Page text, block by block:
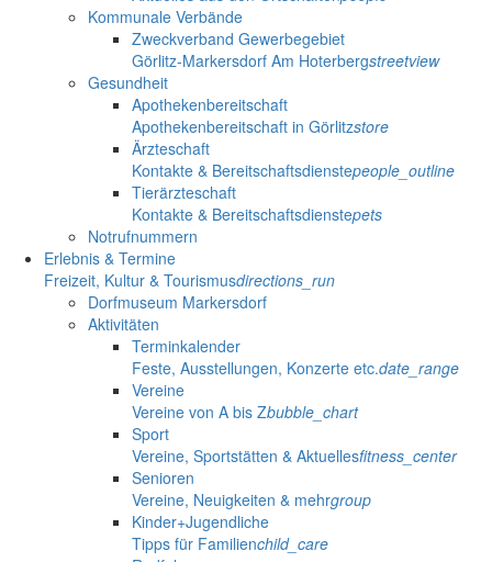
Kommunale Verbände
Zweckverband Gewerbegebiet
Görlitz-Markersdorf Am Hoterbergstreetview
Gesundheit
Apothekenbereitschaft
Apothekenbereitschaft in Görlitzstore
Ärzteschaft
Kontakte & Bereitschaftsdienstepeople_outline
Tierärzteschaft
Kontakte & Bereitschaftsdienstepets
Notrufnummern
Erlebnis & Termine
Freizeit, Kultur & Tourismusdirections_run
Dorfmuseum Markersdorf
Aktivitäten
Terminkalender
Feste, Ausstellungen, Konzerte etc.date_range
Vereine
Vereine von A bis Zbubble_chart
Sport
Vereine, Sportstätten & Aktuellesfitness_center
Senioren
Vereine, Neuigkeiten & mehrgroup
Kinder+Jugendliche
Tipps für Familienchild_care